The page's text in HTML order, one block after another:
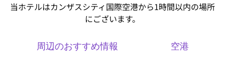
当ホテルはカンザスシティ国際空港から1時間以内の場所
にございます。
周辺のおすすめ情報 空港